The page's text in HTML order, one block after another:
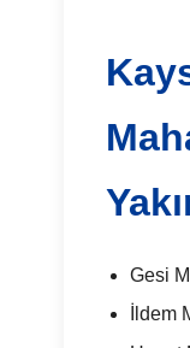
Gesi
İldem